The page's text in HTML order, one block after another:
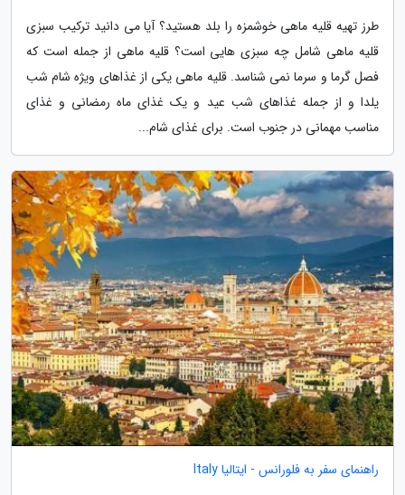
طرز تهیه قلیه ماهی خوشمزه را بلد هستید؟ آیا می دانید ترکیب سبزی
قلیه ماهی شامل چه سبزی هایی است؟ قلیه ماهی از جمله است که
فصل گرما و سرما نمی شناسد. قلیه ماهی یکی از غذاهای ویژه شام شب
یلدا و از جمله غذاهای شب عید و یک غذای ماه رمضانی و غذای
مناسب مهمانی در جنوب است. برای غذای شام...
راهنمای سفر به فلورانس - ایتالیا Italy